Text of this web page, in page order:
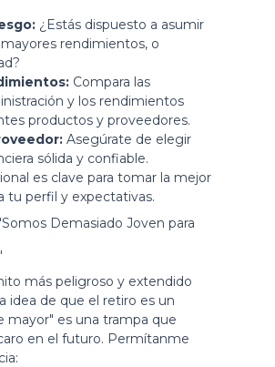
¿Estás dispuesto a asumir
rendimientos, o
Compara las
y los rendimientos
productos y proveedores.
Asegúrate de elegir
sólida y confiable.
es clave para tomar la mejor
tu perfil y expectativas.
Demasiado Joven para
más peligroso y extendido
idea de que el retiro es un
mayor" es una trampa que
en el futuro. Permítanme